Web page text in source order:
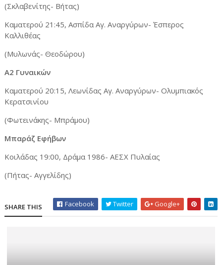
(Σκλαβενίτης- Βήτας)
Καματερού 21:45, Ασπίδα Αγ. Αναργύρων- Έσπερος
Καλλιθέας
(Μυλωνάς- Θεοδώρου)
Α2 Γυναικών
Καματερού 20:15, Λεωνίδας Αγ. Αναργύρων- Ολυμπιακός
Κερατσινίου
(Φωτεινάκης- Μπράμου)
Μπαράζ Εφήβων
Κοιλάδας 19:00, Δράμα 1986- ΑΕΣΧ Πυλαίας
(Πήτας- Αγγελίδης)
SHARE THIS Facebook Twitter Google+